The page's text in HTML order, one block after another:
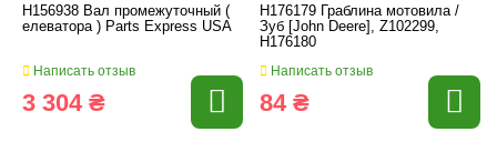
H156938 Вал промежуточный (
елеватора ) Parts Express USA
Написать отзыв
3 304 ₴
H176179 Граблина мотовила /
Зуб [John Deere], Z102299,
H176180
Написать отзыв
84 ₴